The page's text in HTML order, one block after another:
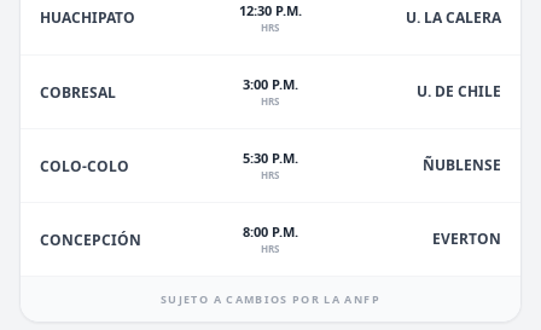
HUACHIPATO 12:30 P.M.
HRS U. LA CALERA
COBRESAL 3:00 P.M.
HRS U. DE CHILE
COLO-COLO 5:30 P.M.
HRS ÑUBLENSE
CONCEPCIÓN 8:00 P.M.
HRS EVERTON
SUJETO A CAMBIOS POR LA ANFP